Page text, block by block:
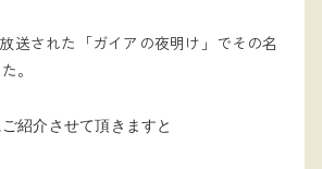
送された「ガイアの夜明け」でその名
。
紹介させて頂きますと